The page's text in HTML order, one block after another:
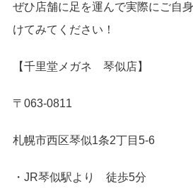
ぜひ店舗に足を運んで実際にご自
けてみてください！
【千里堂メガネ 琴似店】
〒063-0811
札幌市西区琴似1条2丁目5-6
・JR琴似駅より 徒歩5分